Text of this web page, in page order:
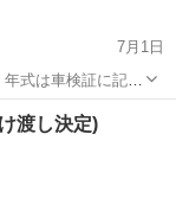
7月1日
式は車検証に記載
機の形式
ッテリーレス、ハ
渡し決定)